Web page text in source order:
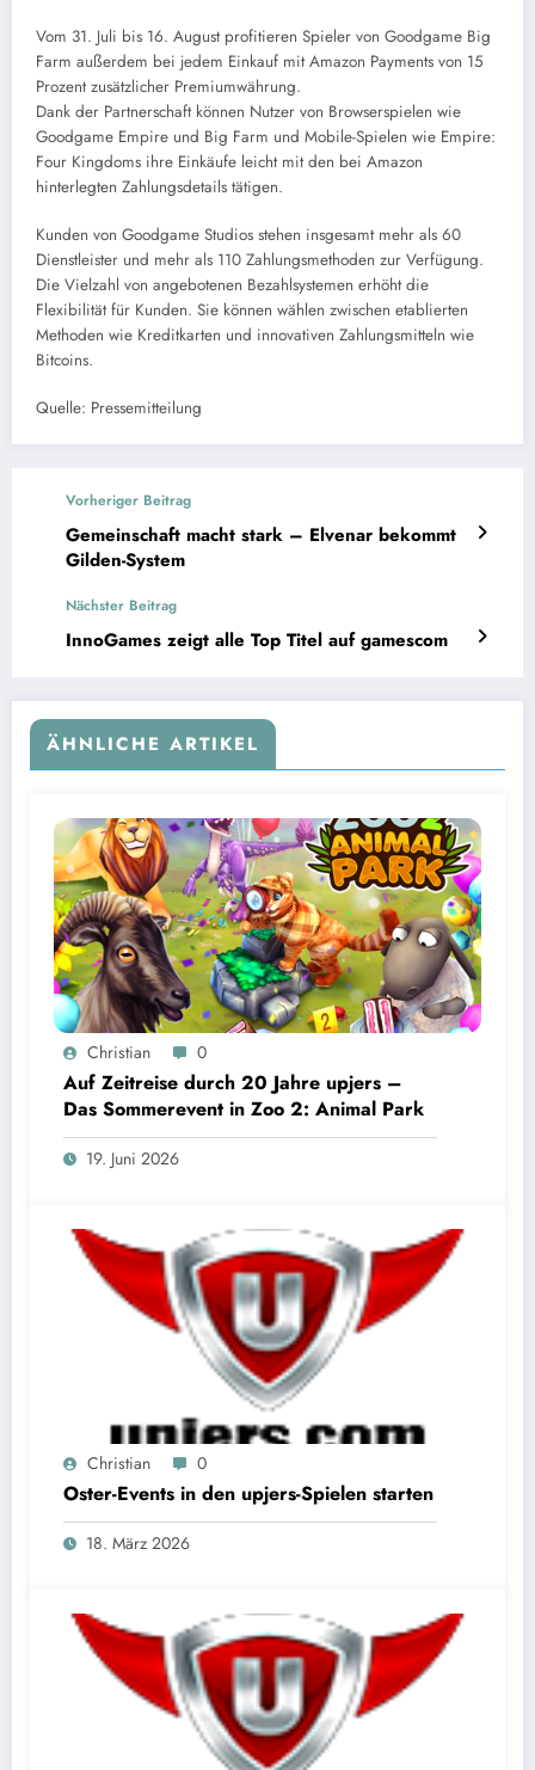
Vom 31. Juli bis 16. August profitieren Spieler von Goodgame Big
Farm außerdem bei jedem Einkauf mit Amazon Payments von 15
Prozent zusätzlicher Premiumwährung.
Dank der Partnerschaft können Nutzer von Browserspielen wie
Goodgame Empire und Big Farm und Mobile-Spielen wie Empire:
Four Kingdoms ihre Einkäufe leicht mit den bei Amazon
hinterlegten Zahlungsdetails tätigen.
Kunden von Goodgame Studios stehen insgesamt mehr als 60
Dienstleister und mehr als 110 Zahlungsmethoden zur Verfügung.
Die Vielzahl von angebotenen Bezahlsystemen erhöht die
Flexibilität für Kunden. Sie können wählen zwischen etablierten
Methoden wie Kreditkarten und innovativen Zahlungsmitteln wie
Bitcoins.
Quelle: Pressemitteilung
Vorheriger Beitrag
Gemeinschaft macht stark – Elvenar bekommt
Gilden-System
Nächster Beitrag
InnoGames zeigt alle Top Titel auf gamescom
ÄHNLICHE ARTIKEL
Christian 0
Auf Zeitreise durch 20 Jahre upjers –
Das Sommerevent in Zoo 2: Animal Park
19. Juni 2026
Christian 0
Oster-Events in den upjers-Spielen starten
18. März 2026